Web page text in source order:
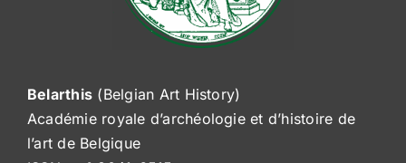
Belarthis (Belgian Art History)
Académie royale d’archéologie et d’histoire de
l’art de Belgique